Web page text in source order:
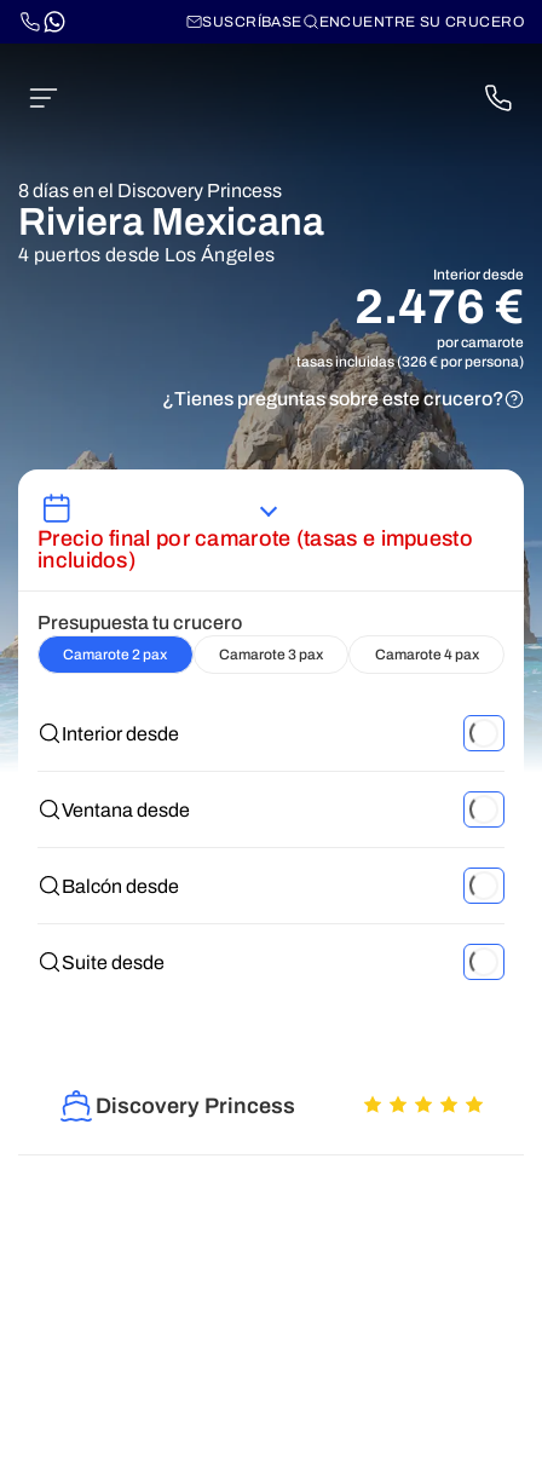
SUSCRÍBASE ENCUENTRE SU CRUCERO
8 días en el Discovery Princess
Riviera Mexicana
4 puertos desde Los Ángeles
Interior desde
2.476 €
por camarote
tasas incluidas (326 € por persona)
¿Tienes preguntas sobre este crucero?
Precio final por camarote (tasas e impuesto
incluidos)
Presupuesta tu crucero
Camarote 2 pax Camarote 3 pax Camarote 4 pax
Interior desde
Ventana desde
Balcón desde
Suite desde
Discovery Princess